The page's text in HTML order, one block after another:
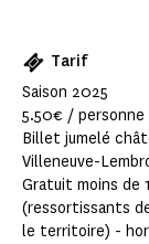
Tarif
Saison 2025
5.50€ / personne
Billet jumelé
Villeneuve-
Gratuit moins de
(ressortissants
le territoire) -